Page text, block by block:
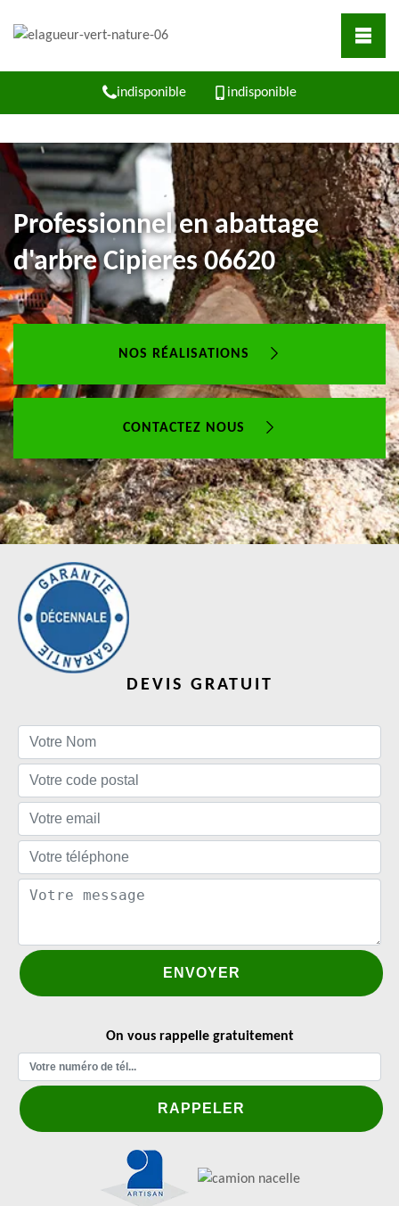
indisponible indisponible
Professionnel en abattage
d'arbre Cipieres 06620
NOS RÉALISATIONS
CONTACTEZ NOUS
DEVIS GRATUIT
On vous rappelle gratuitement